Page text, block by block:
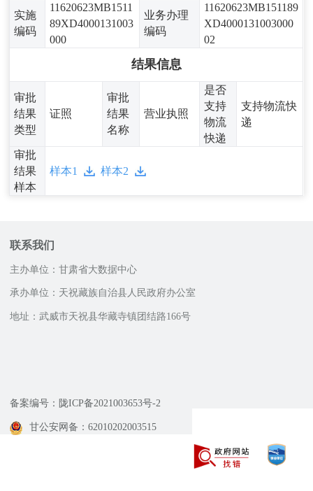
实施
编码
11620623MB1511
89XD4000131003
000
业务办理
编码
11620623MB151189
XD4000131003000
02
结果信息
审批
结果
类型
证照
审批
结果
名称
营业执照
是否
支持
物流
快递
支持物流快
递
审批
结果
样本
样本1 样本2
联系我们
主办单位：甘肃省大数据中心
承办单位：天祝藏族自治县人民政府办公室
地址：武威市天祝县华藏寺镇团结路166号
备案编号：陇ICP备2021003653号-2
甘公安网备：62010202003515